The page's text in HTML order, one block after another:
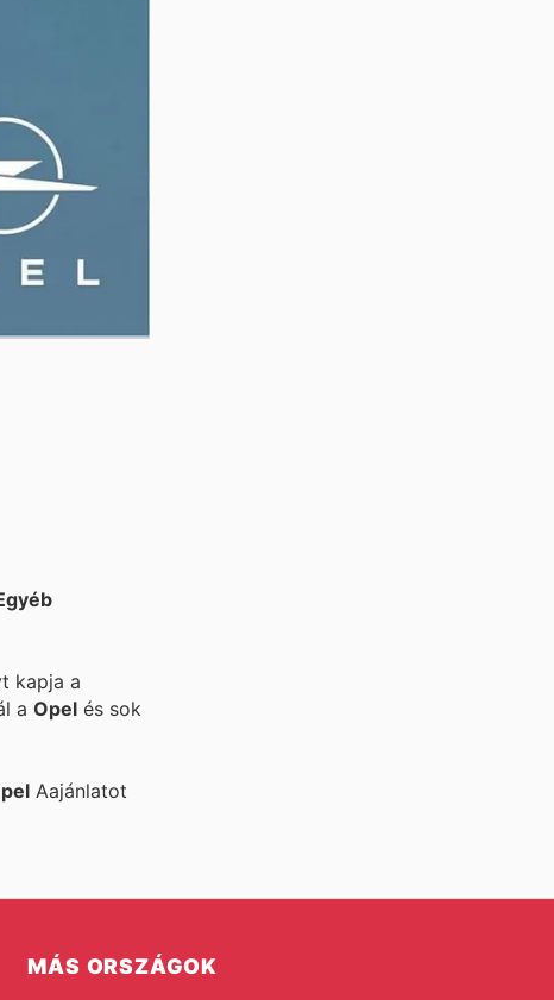
kapja a
a Opel és sok
Aajánlatot
MÁS ORSZÁGOK